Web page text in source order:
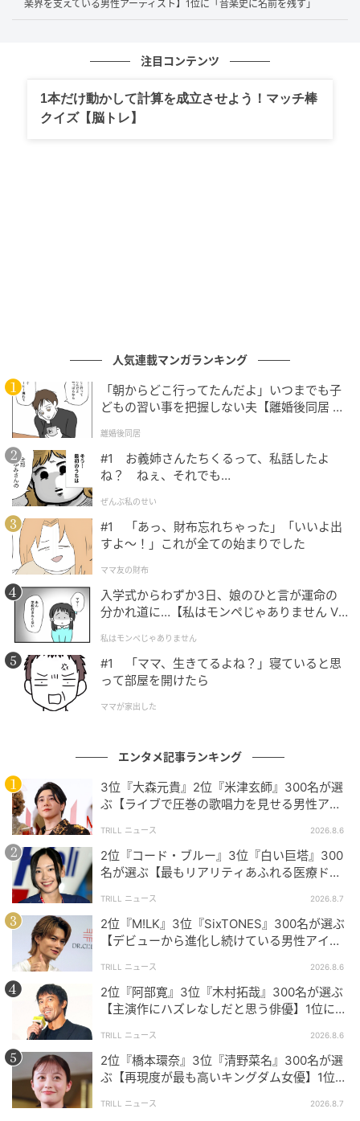
男性として一般的に出すことが可能な音域をはるかに超える音
方面からその凄さを絶賛する声が寄せられました。
歌声の表現力が半端ないから、ついつい引き込まれる。（51
あの年齢で、あれだけの声量があるのはすごいと思う。かつ深
みのある歌唱力で表現される世界がとても魅力的。（46歳/女
性）
年齢を重ねてもなお唯一無二の歌声を維持しており、その存在
感は別格だから。（53歳/男性）
同じ人間とは思えないほどの歌唱力と表現力
今回ご紹介した3名はいずれも、「同じ人間とは思えな
い」と多く語られるほど突出した個性と才能で幅広い
世代から支持されていました。それぞれ違った魅力が
ありますので、ぜひ一度そのパフォーマンスや楽曲に
も注目してみてください！
※本記事は、自社で募集したアンケートの回答者300名
の意見を集計した結果に基づき制作しています。社会
全体の意見を代表、あるいは断定するものではないこ
とを、あらかじめご了承ください。
※記事内の情報は執筆時点の内容です。
※コメントは原文ママ
※本記事は自社で募集したアンケートの回答結果をも
とにAIが本文を作成しておりますが、社内確認の後公
開を行っています。
調査方法：インターネットサービスによる任意回答
楽界を支えている男性アーティスト】1位に「音楽史に名前を残す」
注目コンテンツ
1本だけ動かして計算を成立させよう！マッチ棒
クイズ【脳トレ】
人気連載マンガランキング
「朝からどこ行ってたんだよ」いつまでも子
どもの習い事を把握しない夫【離婚後同居 Vo
離婚後同居
#1 お義姉さんたちくるって、私話したよ
ね？ ねぇ、それでも…
ぜんぶ私のせい
#1 「あっ、財布忘れちゃった」「いいよ出
すよ〜！」これが全ての始まりでした
ママ友の財布
入学式からわずか3日、娘のひと言が運命の
分かれ道に…【私はモンペじゃありません Vo
私はモンペじゃありません
#1 「ママ、生きてるよね？」寝ていると思
って部屋を開けたら
ママが家出した
エンタメ記事ランキング
3位『大森元貴』2位『米津玄師』300名が選
ぶ【ライブで圧巻の歌唱力を見せる男性アー
TRILL ニュース 2026.8.6
2位『コード・ブルー』3位『白い巨塔』300
名が選ぶ【最もリアリティあふれる医療ドラ
TRILL ニュース 2026.8.7
2位『M!LK』3位『SixTONES』300名が選ぶ
【デビューから進化し続けている男性アイド
TRILL ニュース 2026.8.6
2位『阿部寛』3位『木村拓哉』300名が選ぶ
【主演作にハズレなしだと思う俳優】1位に
TRILL ニュース 2026.8.6
2位『橋本環奈』3位『清野菜名』300名が選
ぶ【再現度が最も高いキングダム女優】1位に
TRILL ニュース 2026.8.7